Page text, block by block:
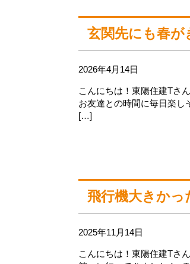
玄関先にも春が
2026年4月14日
こんにちは！東陽住建Tさ
お友達との時間に毎日楽
[…]
飛行機大きかっ
2025年11月14日
こんにちは！東陽住建Tさ